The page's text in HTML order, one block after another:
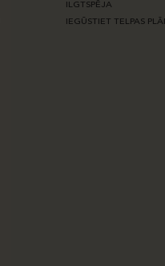
ILGTSPĒJA
IEGŪSTIET TELPAS